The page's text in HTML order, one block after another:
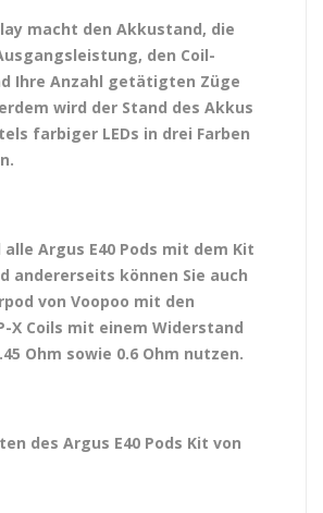
macht den Akkustand, die
den Coil-
Ihre Anzahl getätigten Züge
wird der Stand des Akkus
farbiger LEDs in drei Farben
Argus E40 Pods mit dem Kit
andererseits können Sie auch
von Voopoo mit den
X Coils mit einem Widerstand
Ohm sowie 0.6 Ohm nutzen.
des Argus E40 Pods Kit von